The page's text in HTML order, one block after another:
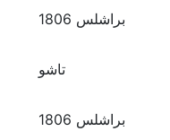
براشلس 1806
تاشو
براشلس 1806